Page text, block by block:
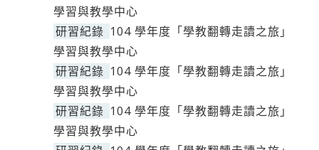
學習與教學中心
研習紀錄 104 學年度「學教翻轉走讀之旅」
學習與教學中心
研習紀錄 104 學年度「學教翻轉走讀之旅」
學習與教學中心
研習紀錄 104 學年度「學教翻轉走讀之旅」
學習與教學中心